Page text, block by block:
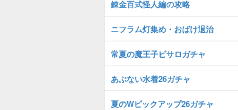
錬金百式怪人編の攻略
ニフラム灯集め・おばけ退治
常夏の魔王子ピサロガチャ
あぶない水着26ガチャ
夏のWピックアップ26ガチャ